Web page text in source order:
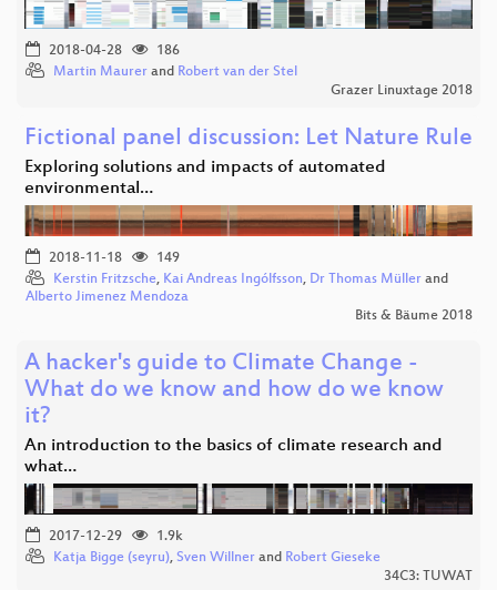
2018-04-28
186
Martin Maurer and Robert van der Stel
Grazer Linuxtage 2018
Fictional panel discussion: Let Nature Rule
Exploring solutions and impacts of automated
environmental…
2018-11-18
149
Kerstin Fritzsche, Kai Andreas Ingólfsson, Dr Thomas Müller and
Alberto Jimenez Mendoza
Bits & Bäume 2018
A hacker's guide to Climate Change -
What do we know and how do we know
it?
An introduction to the basics of climate research and
what…
2017-12-29
1.9k
Katja Bigge (seyru), Sven Willner and Robert Gieseke
34C3: TUWAT